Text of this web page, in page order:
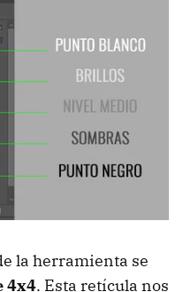
la herramienta se
4x4. Esta retícula nos